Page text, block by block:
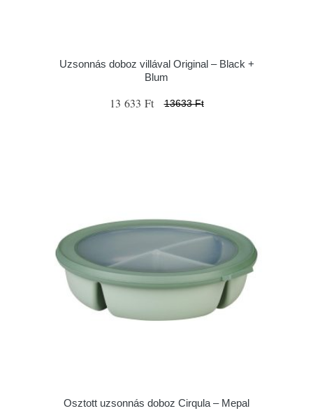
Uzsonnás doboz villával Original – Black +
Blum
13 633 Ft 13633 Ft
Osztott uzsonnás doboz Cirqula – Mepal